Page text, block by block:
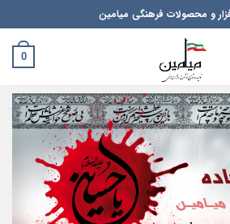
و محصولات فرهنگی میامین
0